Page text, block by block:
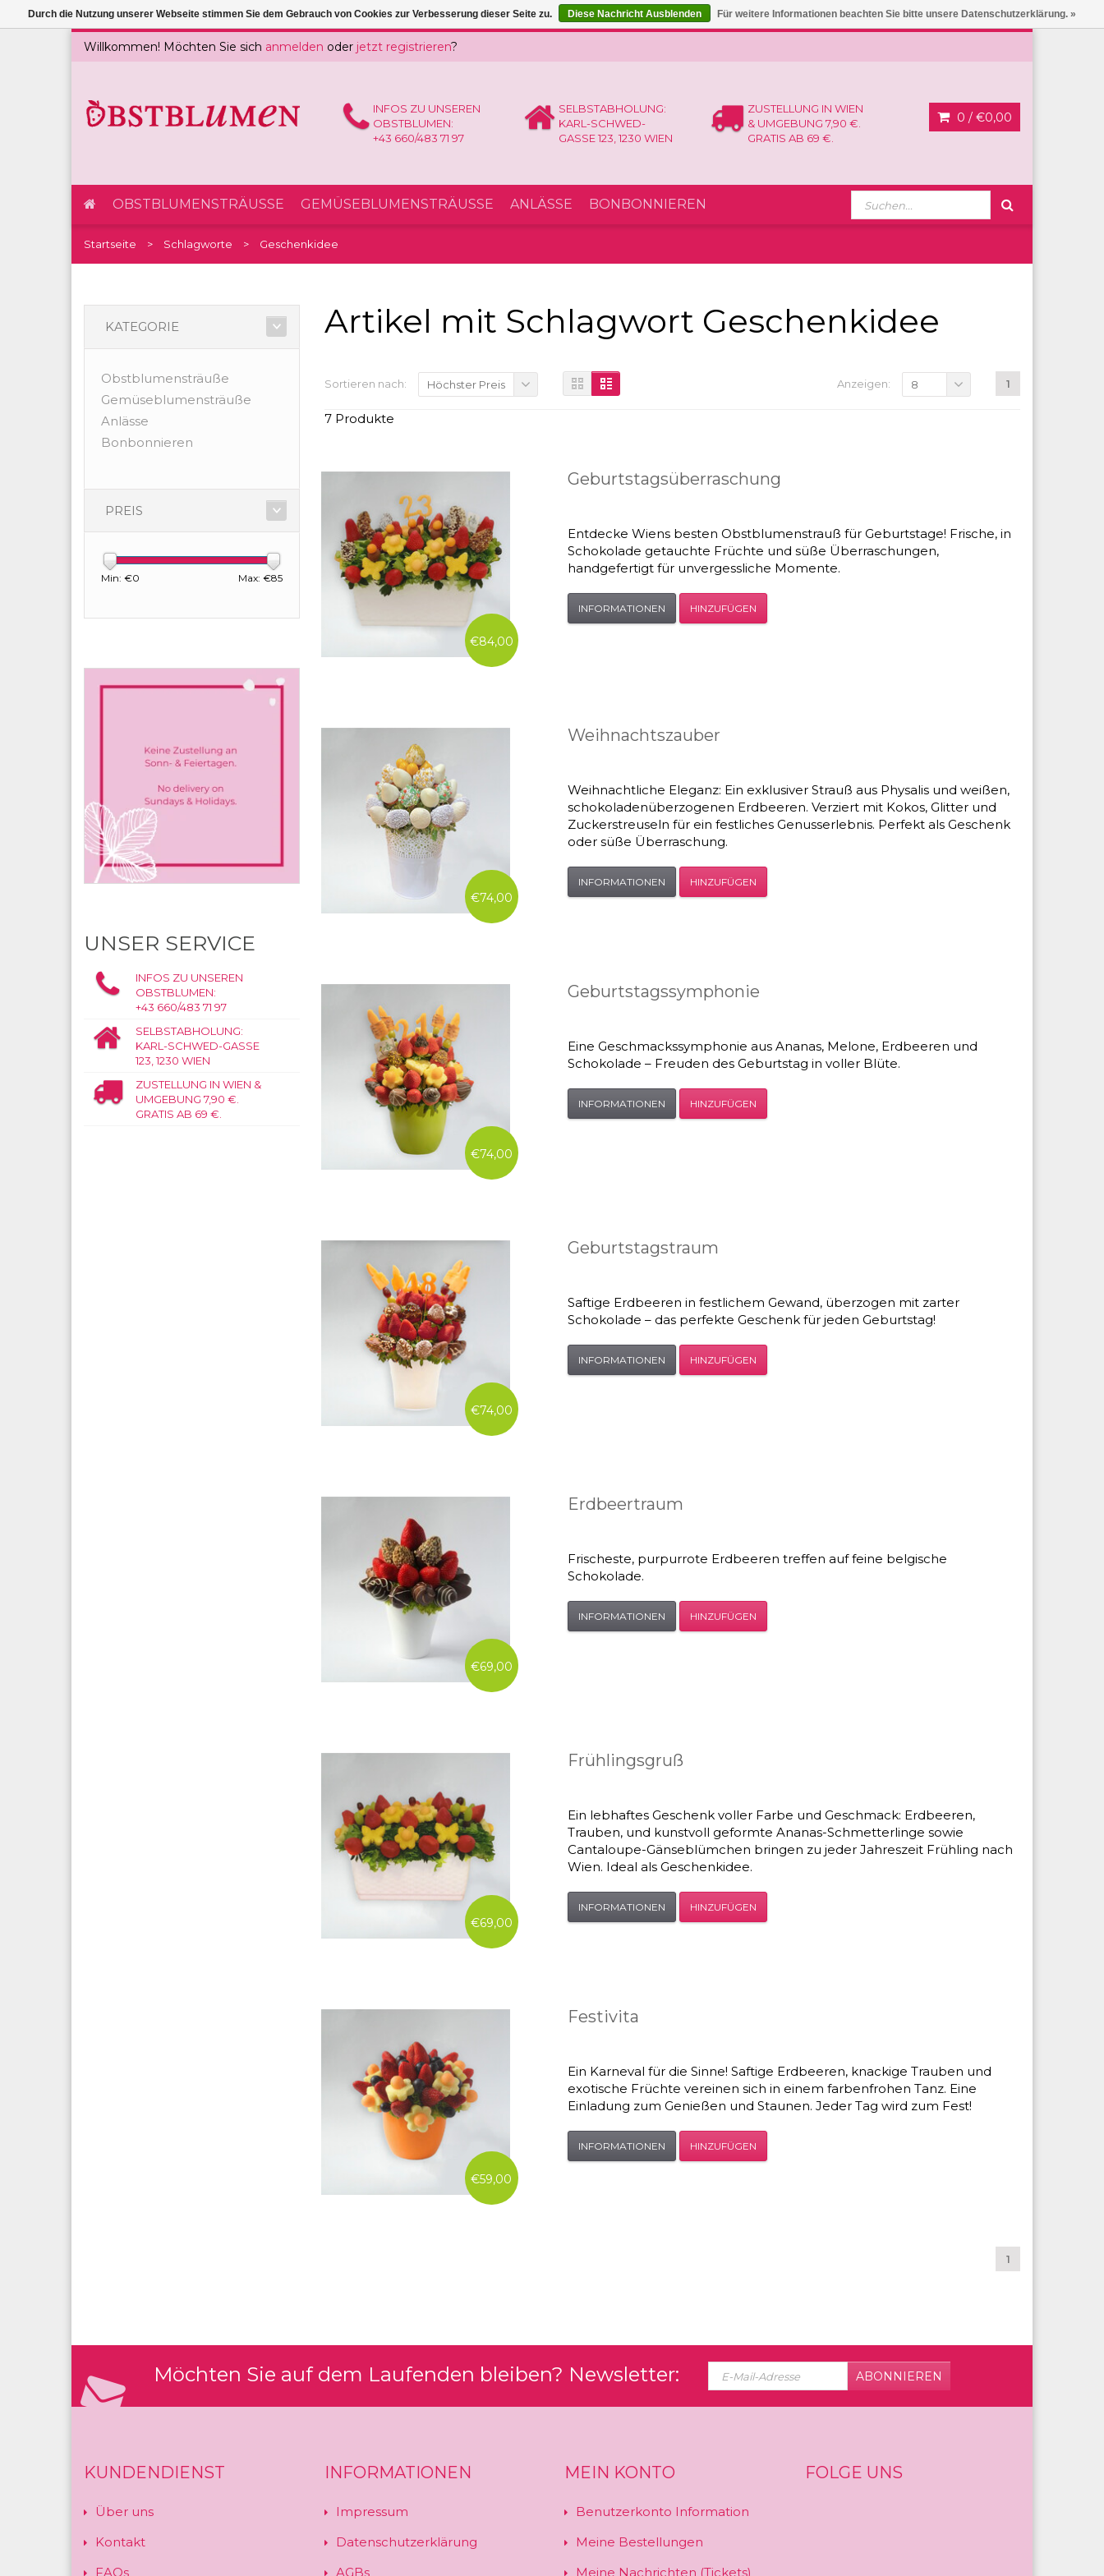
Willkommen! Möchten Sie sich anmelden oder jetzt registrieren?
INFOS ZU UNSEREN
OBSTBLUMEN:
+43 660/483 71 97
SELBSTABHOLUNG:
KARL-SCHWED-
GASSE 123, 1230 WIEN
ZUSTELLUNG IN WIEN
& UMGEBUNG 7,90 €.
GRATIS AB 69 €.
0 / €0,00
OBSTBLUMENSTRÄUSSE GEMÜSEBLUMENSTRÄUSSE ANLÄSSE BONBONNIEREN
Startseite Schlagworte Geschenkidee
KATEGORIE
Obstblumensträuße
Gemüseblumensträuße
Anlässe
Bonbonnieren
PREIS
Min: €0 Max: €85
UNSER SERVICE
INFOS ZU UNSEREN
OBSTBLUMEN:
+43 660/483 71 97
SELBSTABHOLUNG:
KARL-SCHWED-GASSE
123, 1230 WIEN
ZUSTELLUNG IN WIEN &
UMGEBUNG 7,90 €.
GRATIS AB 69 €.
Artikel mit Schlagwort Geschenkidee
Sortieren nach: Höchster Preis 1
Anzeigen: 8
7 Produkte
€84,00
Geburtstagsüberraschung
Entdecke Wiens besten Obstblumenstrauß für Geburtstage! Frische, in
Schokolade getauchte Früchte und süße Überraschungen,
handgefertigt für unvergessliche Momente.
INFORMATIONEN HINZUFÜGEN
€74,00
Weihnachtszauber
Weihnachtliche Eleganz: Ein exklusiver Strauß aus Physalis und weißen,
schokoladenüberzogenen Erdbeeren. Verziert mit Kokos, Glitter und
Zuckerstreuseln für ein festliches Genusserlebnis. Perfekt als Geschenk
oder süße Überraschung.
INFORMATIONEN HINZUFÜGEN
€74,00
Geburtstagssymphonie
Eine Geschmackssymphonie aus Ananas, Melone, Erdbeeren und
Schokolade – Freuden des Geburtstag in voller Blüte.
INFORMATIONEN HINZUFÜGEN
€74,00
Geburtstagstraum
Saftige Erdbeeren in festlichem Gewand, überzogen mit zarter
Schokolade – das perfekte Geschenk für jeden Geburtstag!
INFORMATIONEN HINZUFÜGEN
€69,00
Erdbeertraum
Frischeste, purpurrote Erdbeeren treffen auf feine belgische
Schokolade.
INFORMATIONEN HINZUFÜGEN
€69,00
Frühlingsgruß
Ein lebhaftes Geschenk voller Farbe und Geschmack: Erdbeeren,
Trauben, und kunstvoll geformte Ananas-Schmetterlinge sowie
Cantaloupe-Gänseblümchen bringen zu jeder Jahreszeit Frühling nach
Wien. Ideal als Geschenkidee.
INFORMATIONEN HINZUFÜGEN
€59,00
Festivita
Ein Karneval für die Sinne! Saftige Erdbeeren, knackige Trauben und
exotische Früchte vereinen sich in einem farbenfrohen Tanz. Eine
Einladung zum Genießen und Staunen. Jeder Tag wird zum Fest!
INFORMATIONEN HINZUFÜGEN
1
Möchten Sie auf dem Laufenden bleiben? Newsletter: ABONNIEREN
KUNDENDIENST
Über uns
Kontakt
FAQs
INFORMATIONEN
Impressum
Datenschutzerklärung
AGBs
MEIN KONTO
Benutzerkonto Information
Meine Bestellungen
Meine Nachrichten (Tickets)
FOLGE UNS
Durch die Nutzung unserer Webseite stimmen Sie dem Gebrauch von Cookies zur Verbesserung dieser Seite zu. Diese Nachricht Ausblenden Für weitere Informationen beachten Sie bitte unsere Datenschutzerklärung. »